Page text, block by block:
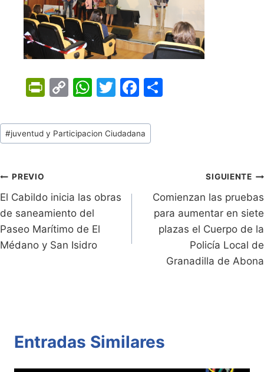
Pr
tF
ri
dl
y
C
p
y
k
W
at
s
p
T
itt
er
F
c
e
Tags
de
#juventud y Participacion Ciudadana
Navegación
de
entradas
PREVIO
El Cabildo inicia las obras
de saneamiento del
Paseo Marítimo de El
Médano y San Isidro
SIGUIENTE
Comienzan las pruebas
para aumentar en siete
plazas el Cuerpo de la
Policía Local de
Granadilla de Abona
Entradas Similares